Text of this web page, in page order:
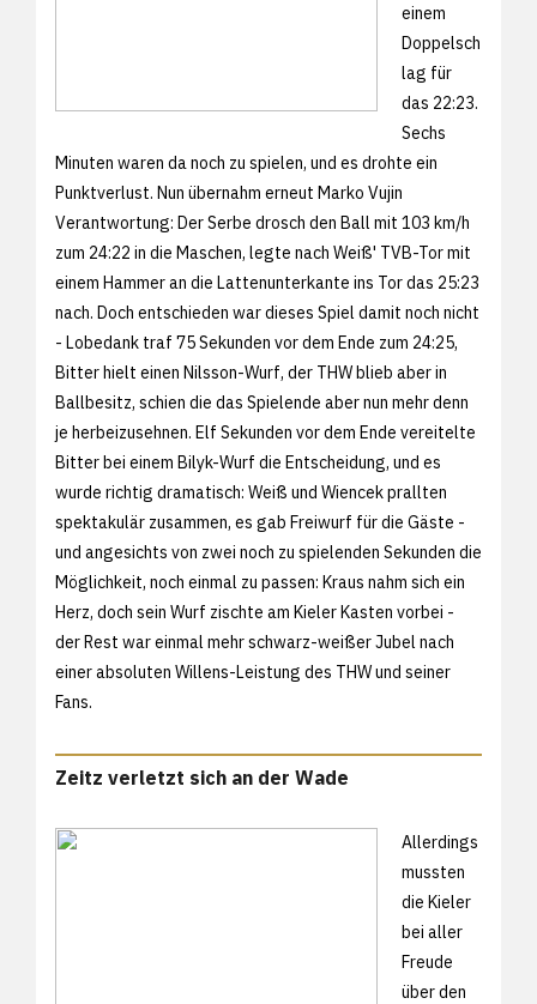
einem
Doppelsch
lag für
das 22:23.
Sechs
Minuten waren da noch zu spielen, und es drohte ein
Punktverlust. Nun übernahm erneut Marko Vujin
Verantwortung: Der Serbe drosch den Ball mit 103 km/h
zum 24:22 in die Maschen, legte nach Weiß' TVB-Tor mit
einem Hammer an die Lattenunterkante ins Tor das 25:23
nach. Doch entschieden war dieses Spiel damit noch nicht
- Lobedank traf 75 Sekunden vor dem Ende zum 24:25,
Bitter hielt einen Nilsson-Wurf, der THW blieb aber in
Ballbesitz, schien die das Spielende aber nun mehr denn
je herbeizusehnen. Elf Sekunden vor dem Ende vereitelte
Bitter bei einem Bilyk-Wurf die Entscheidung, und es
wurde richtig dramatisch: Weiß und Wiencek prallten
spektakulär zusammen, es gab Freiwurf für die Gäste -
und angesichts von zwei noch zu spielenden Sekunden die
Möglichkeit, noch einmal zu passen: Kraus nahm sich ein
Herz, doch sein Wurf zischte am Kieler Kasten vorbei -
der Rest war einmal mehr schwarz-weißer Jubel nach
einer absoluten Willens-Leistung des THW und seiner
Fans.
Zeitz verletzt sich an der Wade
Allerdings
mussten
die Kieler
bei aller
Freude
über den